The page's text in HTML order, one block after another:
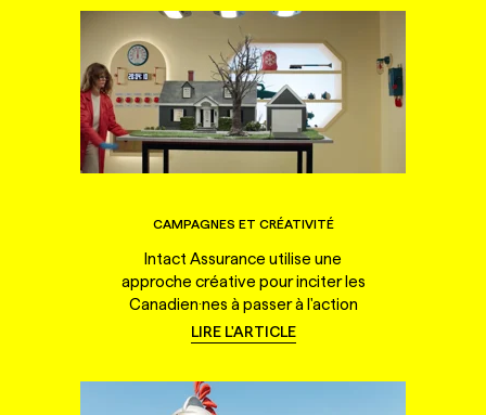
CAMPAGNES ET CRÉATIVITÉ
Intact Assurance utilise une
approche créative pour inciter les
Canadien·nes à passer à l'action
LIRE L'ARTICLE